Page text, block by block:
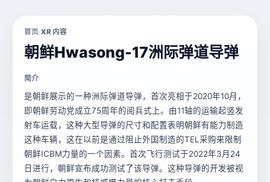
首页/XR 内容
朝鲜Hwasong-17洲际弹道导弹
简介
是朝鲜展示的一种洲际弹道导弹，首次亮相于2020年10月，
即朝鲜劳动党成立75周年的阅兵式上。由11轴的运输起竖发
射车运载，这种大型导弹的尺寸和配置表明朝鲜有能力制造
这种车辆，这在以前是通过阻止外国制造的TEL采购来限制
朝鲜ICBM力量的一个因素。首次飞行测试于2022年3月24
日进行，朝鲜宣布成功测试了该导弹。这种导弹的开发被视